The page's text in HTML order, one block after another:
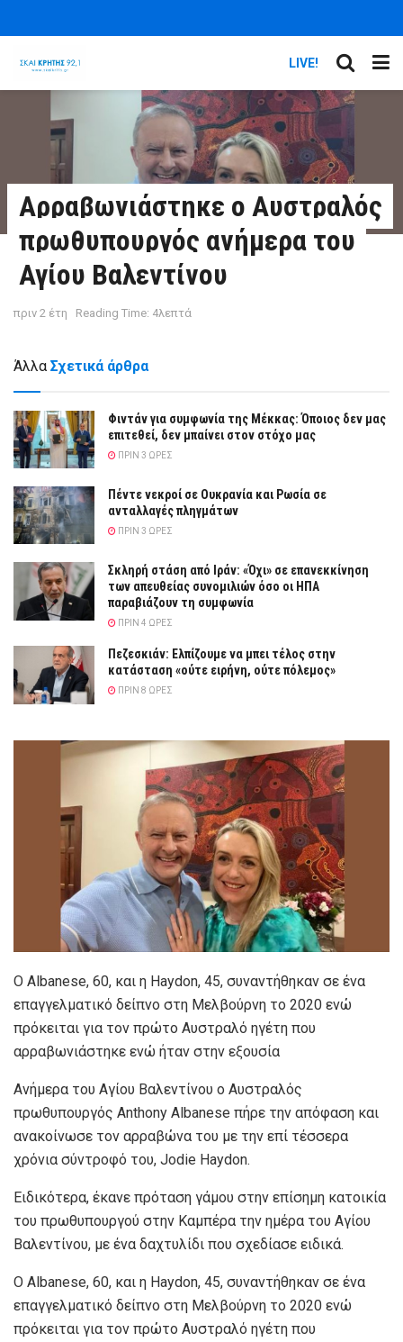
LIVE!
Αρραβωνιάστηκε ο Αυστραλός
πρωθυπουργός ανήμερα του
Αγίου Βαλεντίνου
πριν 2 έτη Reading Time: 4λεπτά
Άλλα Σχετικά άρθρα
Φιντάν για συμφωνία της Μέκκας: Όποιος δεν μας
επιτεθεί, δεν μπαίνει στον στόχο μας
ΠΡΙΝ 3 ΏΡΕΣ
Πέντε νεκροί σε Ουκρανία και Ρωσία σε
ανταλλαγές πληγμάτων
ΠΡΙΝ 3 ΏΡΕΣ
Σκληρή στάση από Ιράν: «Όχι» σε επανεκκίνηση
των απευθείας συνομιλιών όσο οι ΗΠΑ
παραβιάζουν τη συμφωνία
ΠΡΙΝ 4 ΏΡΕΣ
Πεζεσκιάν: Ελπίζουμε να μπει τέλος στην
κατάσταση «ούτε ειρήνη, ούτε πόλεμος»
ΠΡΙΝ 8 ΏΡΕΣ
Ο Albanese, 60, και η Haydon, 45, συναντήθηκαν σε ένα
επαγγελματικό δείπνο στη Μελβούρνη το 2020 ενώ
πρόκειται για τον πρώτο Αυστραλό ηγέτη που
αρραβωνιάστηκε ενώ ήταν στην εξουσία
Ανήμερα του Αγίου Βαλεντίνου ο Αυστραλός
πρωθυπουργός Anthony Albanese πήρε την απόφαση και
ανακοίνωσε τον αρραβώνα του με την επί τέσσερα
χρόνια σύντροφό του, Jodie Haydon.
Ειδικότερα, έκανε πρόταση γάμου στην επίσημη κατοικία
του πρωθυπουργού στην Καμπέρα την ημέρα του Αγίου
Βαλεντίνου, με ένα δαχτυλίδι που σχεδίασε ειδικά.
Ο Albanese, 60, και η Haydon, 45, συναντήθηκαν σε ένα
επαγγελματικό δείπνο στη Μελβούρνη το 2020 ενώ
πρόκειται για τον πρώτο Αυστραλό ηγέτη που